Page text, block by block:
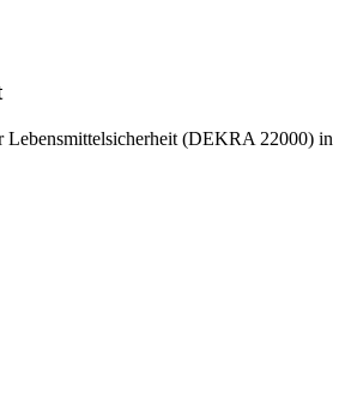
Lebensmittel­sicherheit (DEKRA 22000) in